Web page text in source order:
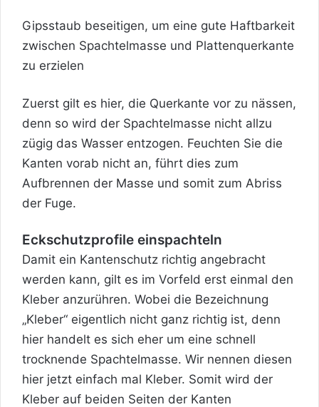
Gipsstaub beseitigen, um eine gute Haftbarkeit
zwischen Spachtelmasse und Plattenquerkante
zu erzielen
Zuerst gilt es hier, die Querkante vor zu nässen,
denn so wird der Spachtelmasse nicht allzu
zügig das Wasser entzogen. Feuchten Sie die
Kanten vorab nicht an, führt dies zum
Aufbrennen der Masse und somit zum Abriss
der Fuge.
Eckschutzprofile einspachteln
Damit ein Kantenschutz richtig angebracht
werden kann, gilt es im Vorfeld erst einmal den
Kleber anzurühren. Wobei die Bezeichnung
„Kleber“ eigentlich nicht ganz richtig ist, denn
hier handelt es sich eher um eine schnell
trocknende Spachtelmasse. Wir nennen diesen
hier jetzt einfach mal Kleber. Somit wird der
Kleber auf beiden Seiten der Kanten